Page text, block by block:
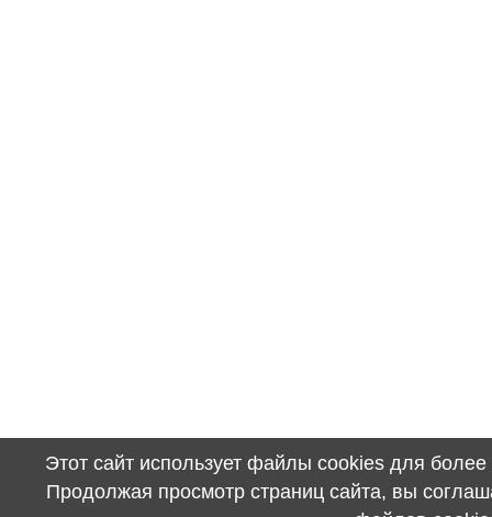
Этот сайт использует файлы cookies для
Продолжая просмотр страниц сайта, вы